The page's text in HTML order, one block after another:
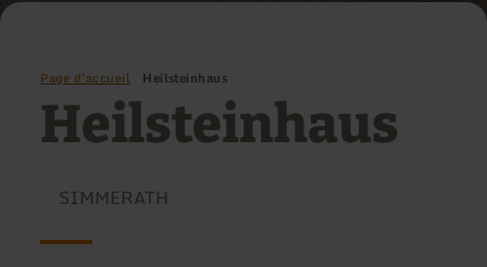
Page d'accueil Heilsteinhaus
Heilsteinhaus
SIMMERATH